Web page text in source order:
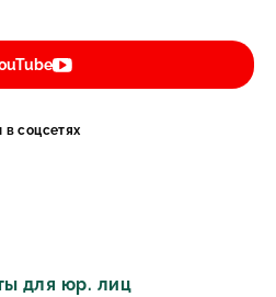
в соцсетях
для юр. лиц